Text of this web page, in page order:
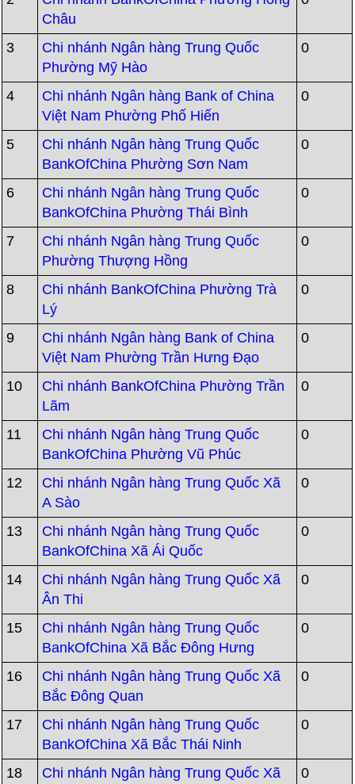
Châu
3
Chi nhánh Ngân hàng Trung Quốc
Phường Mỹ Hào
0
4
Chi nhánh Ngân hàng Bank of China
Việt Nam Phường Phố Hiến
0
5
Chi nhánh Ngân hàng Trung Quốc
BankOfChina Phường Sơn Nam
0
6
Chi nhánh Ngân hàng Trung Quốc
BankOfChina Phường Thái Bình
0
7
Chi nhánh Ngân hàng Trung Quốc
Phường Thượng Hồng
0
8
Chi nhánh BankOfChina Phường Trà
Lý
0
9
Chi nhánh Ngân hàng Bank of China
Việt Nam Phường Trần Hưng Đạo
0
10
Chi nhánh BankOfChina Phường Trần
Lãm
0
11
Chi nhánh Ngân hàng Trung Quốc
BankOfChina Phường Vũ Phúc
0
12
Chi nhánh Ngân hàng Trung Quốc Xã
A Sào
0
13
Chi nhánh Ngân hàng Trung Quốc
BankOfChina Xã Ái Quốc
0
14
Chi nhánh Ngân hàng Trung Quốc Xã
Ân Thi
0
15
Chi nhánh Ngân hàng Trung Quốc
BankOfChina Xã Bắc Đông Hưng
0
16
Chi nhánh Ngân hàng Trung Quốc Xã
Bắc Đông Quan
0
17
Chi nhánh Ngân hàng Trung Quốc
BankOfChina Xã Bắc Thái Ninh
0
18
Chi nhánh Ngân hàng Trung Quốc Xã
0